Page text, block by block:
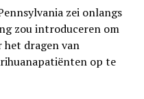
zei onlangs
zou introduceren om
het dragen van
op te